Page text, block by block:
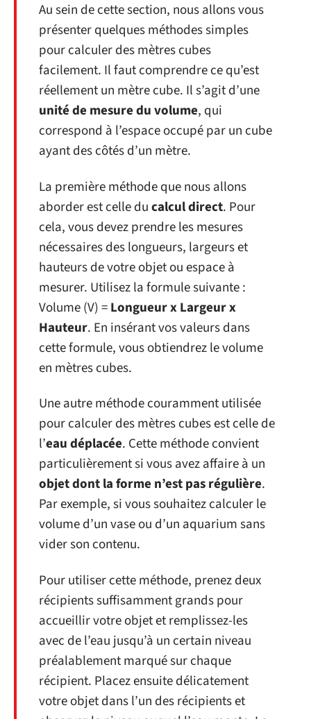
Au sein de cette section, nous allons vous
présenter quelques méthodes simples
pour calculer des mètres cubes
facilement. Il faut comprendre ce qu’est
réellement un mètre cube. Il s’agit d’une
unité de mesure du volume, qui
correspond à l’espace occupé par un cube
ayant des côtés d’un mètre.
La première méthode que nous allons
aborder est celle ducalcul direct. Pour
cela, vous devez prendre les mesures
nécessaires des longueurs, largeurs et
hauteurs de votre objet ou espace à
mesurer. Utilisez la formule suivante :
Volume (V) =Longueur x Largeur x
Hauteur. En insérant vos valeurs dans
cette formule, vous obtiendrez le volume
en mètres cubes.
Une autre méthode couramment utilisée
pour calculer des mètres cubes est celle de
l’eau déplacée. Cette méthode convient
particulièrement si vous avez affaire à un
objet dont la forme n’est pas régulière.
Par exemple, si vous souhaitez calculer le
volume d’un vase ou d’un aquarium sans
vider son contenu.
Pour utiliser cette méthode, prenez deux
récipients suffisamment grands pour
accueillir votre objet et remplissez-les
avec de l’eau jusqu’à un certain niveau
préalablement marqué sur chaque
récipient. Placez ensuite délicatement
votre objet dans l’un des récipients et